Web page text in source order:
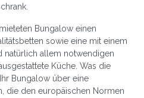
Bungalow einen
sowie eine mit einem
natürlich allem notwendigen
Küche. Was die
Bungalow über eine
die den europäischen Normen